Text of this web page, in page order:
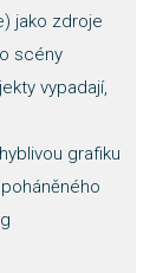
jako zdroje
scény
vypadají,
grafiku